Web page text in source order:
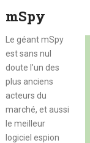
mSpy
Le géant mSpy
est sans nul
doute l’un des
plus anciens
acteurs du
marché, et aussi
le meilleur
logiciel espion